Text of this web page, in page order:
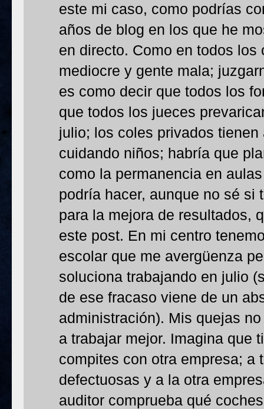
este mi caso, como podrías
años de blog en los que he
en directo. Como en todos
mediocre y gente mala;
es como decir que todos los
que todos los jueces
julio; los coles privados
cuidando niños; habría que
como la permanencia en
podría hacer, aunque no sé si
para la mejora de resultados,
este post. En mi centro
escolar que me avergüenza
soluciona trabajando en julio
de ese fracaso viene de un
administración). Mis quejas
a trabajar mejor. Imagina que
compites con otra empresa; a
defectuosas y a la otra
auditor comprueba qué